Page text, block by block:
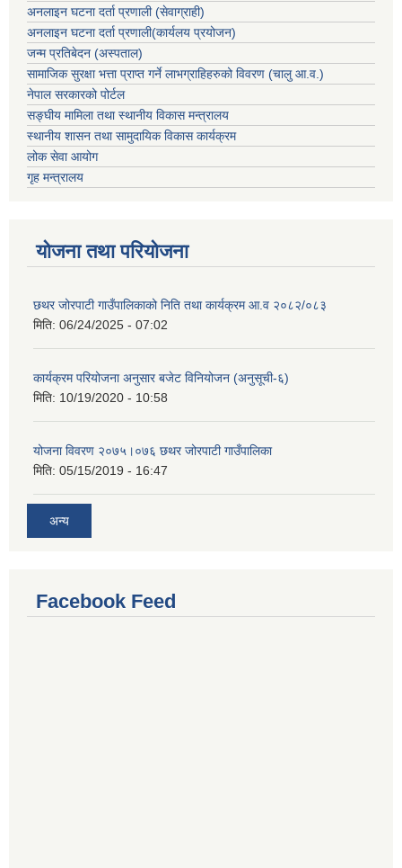
अनलाइन घटना दर्ता प्रणाली (सेवाग्राही)
अनलाइन घटना दर्ता प्रणाली(कार्यलय प्रयोजन)
जन्म प्रतिबेदन (अस्पताल)
सामाजिक सुरक्षा भत्ता प्राप्त गर्ने लाभग्राहिहरुको विवरण (चालु आ.व.)
नेपाल सरकारको पोर्टल
सङ्घीय मामिला तथा स्थानीय विकास मन्त्रालय
स्थानीय शासन तथा सामुदायिक विकास कार्यक्रम
लोक सेवा आयोग
गृह मन्त्रालय
योजना तथा परियोजना
छथर जोरपाटी गाउँपालिकाको निति तथा कार्यक्रम आ.व २०८२/०८३
मिति: 06/24/2025 - 07:02
कार्यक्रम परियोजना अनुसार बजेट विनियोजन (अनुसूची-६)
मिति: 10/19/2020 - 10:58
योजना विवरण २०७५।०७६ छथर जोरपाटी गाउँपालिका
मिति: 05/15/2019 - 16:47
अन्य
Facebook Feed